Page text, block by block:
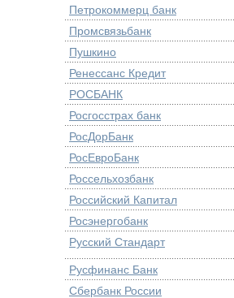
Петрокоммерц банк
Промсвязьбанк
Пушкино
Ренессанс Кредит
РОСБАНК
Росгосстрах банк
РосДорБанк
РосЕвроБанк
Россельхозбанк
Российский Капитал
Росэнергобанк
Русский Стандарт
Русфинанс Банк
Сбербанк России